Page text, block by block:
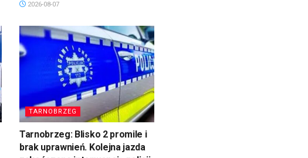
2026-08-07
TARNOBRZEG
Tarnobrzeg: Blisko 2 promile i
brak uprawnień. Kolejna jazda